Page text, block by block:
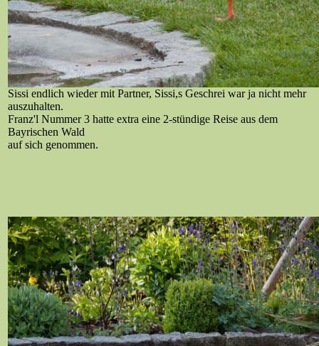
Sissi endlich wieder mit Partner, Sissi,s Geschrei war ja nicht mehr
auszuhalten.
Franz'l Nummer 3 hatte extra eine 2-stündige Reise aus dem
Bayrischen Wald
auf sich genommen.